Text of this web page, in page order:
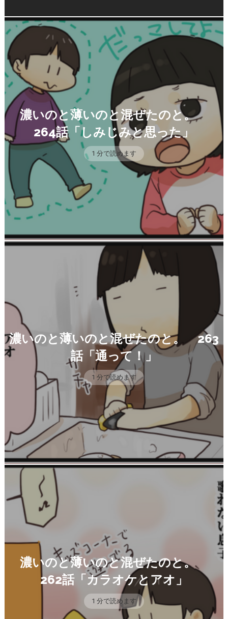
濃いのと薄いのと混ぜたのと。
264話「しみじみと思った」
1 分で読めます
濃いのと薄いのと混ぜたのと。 263
話「通って！」
1 分で読めます
濃いのと薄いのと混ぜたのと。
262話「カラオケとアオ」
1 分で読めます